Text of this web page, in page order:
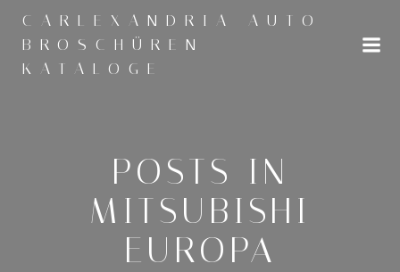
Inhalt
CARLEXANDRIA AUTO
BROSCHÜREN
KATALOGE
POSTS IN
MITSUBISHI
EUROPA